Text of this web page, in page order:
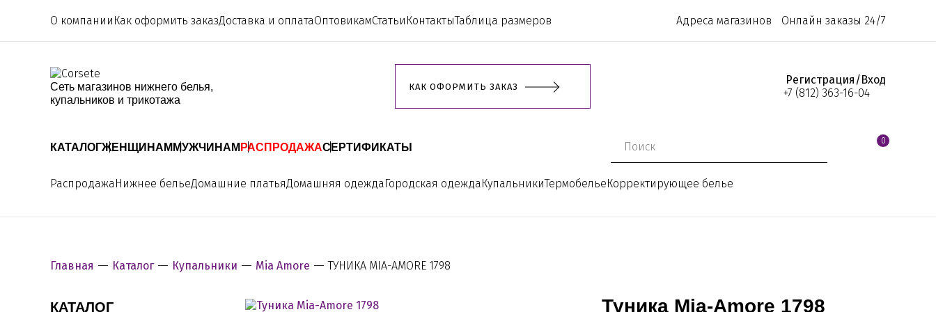
О компании Как оформить заказДоставка и оплатаОптовикамСтатьи КонтактыТаблица размеров Адреса магазинов Онлайн заказы 24/7
Сеть магазинов нижнего белья,
купальников и трикотажа
КАК ОФОРМИТЬ ЗАКАЗ
Регистрация/Вход
+7 (812) 363-16-04
КАТАЛОГЖЕНЩИНАМ МУЖЧИНАМ РАСПРОДАЖАСЕРТИФИКАТЫ
0
РаспродажаНижнее бельеДомашние платьяДомашняя одеждаГородская одеждаКупальникиТермобельеКорректирующее белье
Главная Каталог Купальники Mia Amore ТУНИКА MIA-AMORE 1798
КАТАЛОГ Туника Mia-Amore 1798